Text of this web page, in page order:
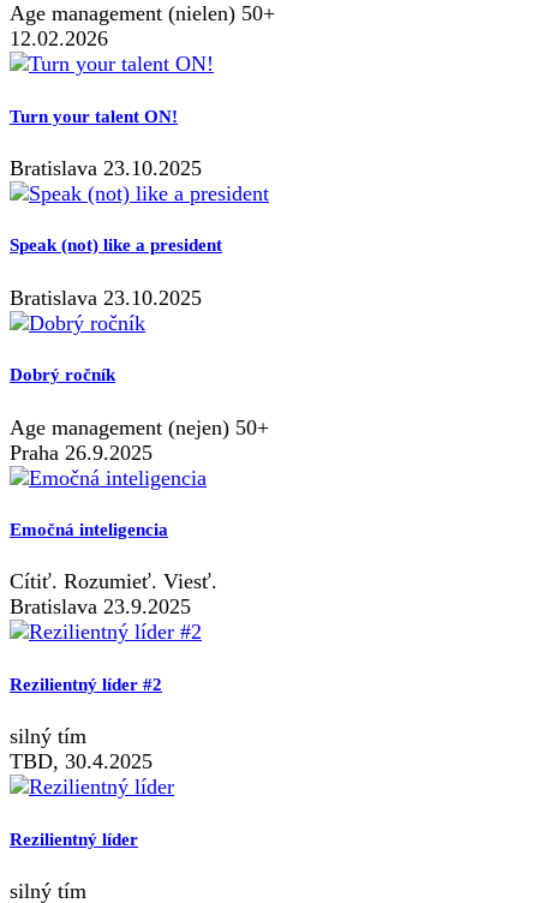
Age management (nielen) 50+
12.02.2026
Turn your talent ON!
Bratislava 23.10.2025
Speak (not) like a president
Bratislava 23.10.2025
Dobrý ročník
Age management (nejen) 50+
Praha 26.9.2025
Emočná inteligencia
Cítiť. Rozumieť. Viesť.
Bratislava 23.9.2025
Rezilientný líder #2
silný tím
TBD, 30.4.2025
Rezilientný líder
silný tím